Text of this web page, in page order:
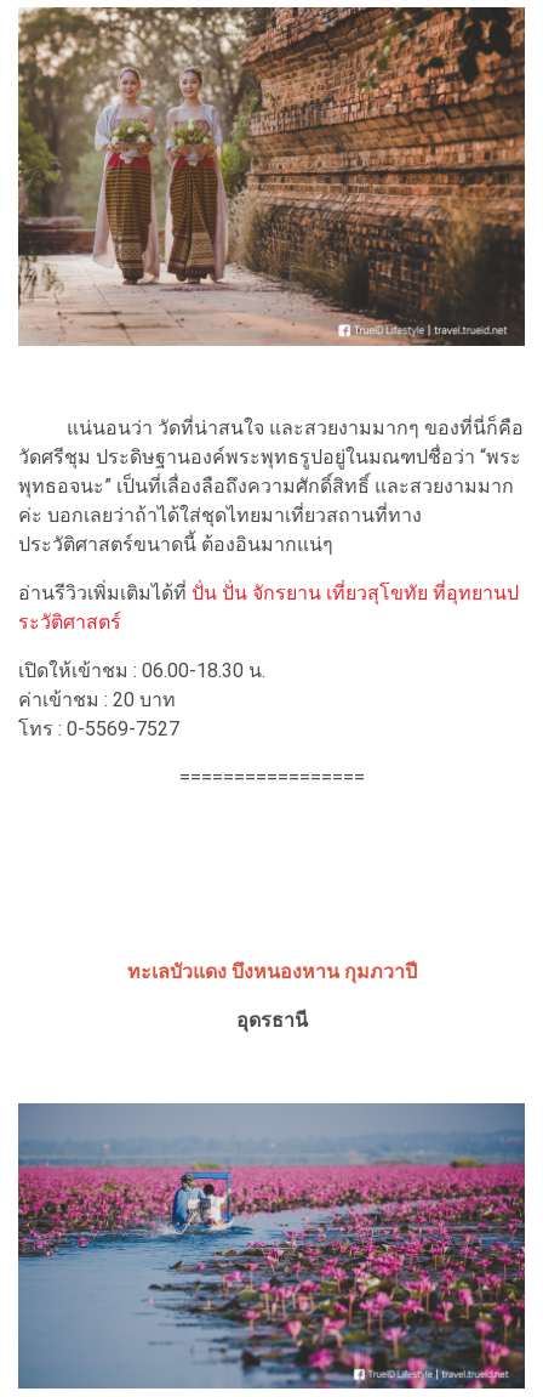
แน่นอนว่า วัดที่น่าสนใจ และสวยงามมากๆ ของที่นี่ก็คือ
วัดศรีชุม ประดิษฐานองค์พระพุทธรูปอยู่ในมณฑปชื่อว่า “พระ
พุทธอจนะ” เป็นที่เลื่องลือถึงความศักดิ์สิทธิ์ และสวยงามมาก
ค่ะ บอกเลยว่าถ้าได้ใส่ชุดไทยมาเที่ยวสถานที่ทาง
ประวัติศาสตร์ขนาดนี้ ต้องอินมากแน่ๆ
อ่านรีวิวเพิ่มเติมได้ที่ ปั่น ปั่น จักรยาน เที่ยวสุโขทัย ที่อุทยานป
ระวัติศาสตร์
เปิดให้เข้าชม : 06.00-18.30 น.
ค่าเข้าชม : 20 บาท
โทร : 0-5569-7527
=================
ทะเลบัวแดง บึงหนองหาน กุมภวาปี
อุดรธานี